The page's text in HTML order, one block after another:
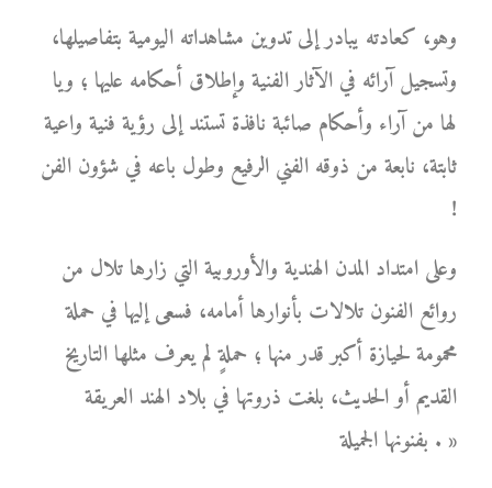
وهو، كعادته يبادر إلى تدوين مشاهداته اليومية بتفاصيلها،
وتسجيل آرائه في الآثار الفنية وإطلاق أحكامه عليها ؛ ويا
لها من آراء وأحكام صائبة نافذة تستند إلى رؤية فنية واعية
ثابتة، نابعة من ذوقه الفني الرفيع وطول باعه في شؤون الفن
!
وعلى امتداد المدن الهندية والأوروبية التي زارها تلال من
روائع الفنون تلالات بأنوارها أمامه، فسعى إليها في حملة
محمومة لحيازة أكبر قدر منها ؛ حملةٍ لم يعرف مثلها التاريخ
القديم أو الحديث، بلغت ذروتها في بلاد الهند العريقة
بفنونها الجميلة . »